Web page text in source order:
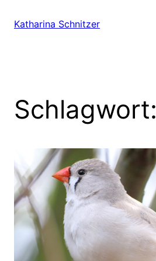
InhaltKatharina Schnitzer
Schlagwort: